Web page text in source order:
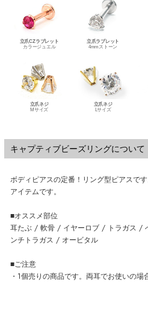
キャプティブビーズリングについて
ボディピアスの定番！リング型ピアスで
アイテムです。
■オススメ部位
耳たぶ / 軟骨 / イヤーロブ / トラガス /
ンチトラガス / オービタル
■ご注意
・1個売りの商品です。両耳でお使いの場